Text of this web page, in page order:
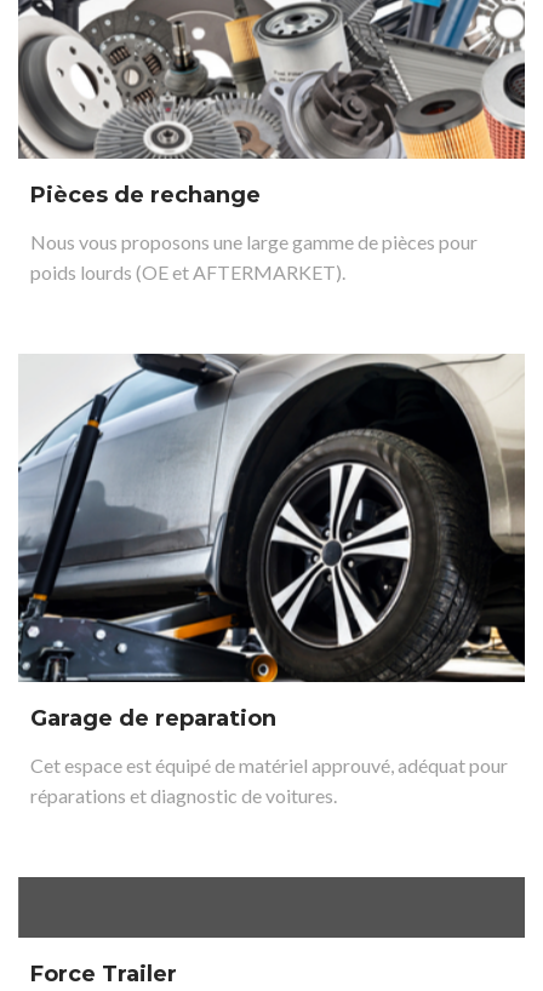
Pièces de rechange
Nous vous proposons une large gamme de pièces pour
poids lourds (OE et AFTERMARKET).
Garage de reparation
Cet espace est équipé de matériel approuvé, adéquat pour
réparations et diagnostic de voitures.
Force Trailer